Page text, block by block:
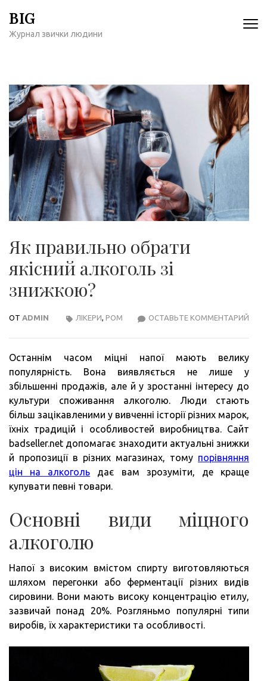
содержимому
BIG
Журнал звички людини
Як правильно обрати
якісний алкоголь зі
знижкою?
ОТ ADMIN ОСТАВЬТЕ КОММЕНТАРИЙ
ЛІКЕРИ, РОМ
Останнім часом міцні напої мають велику
популярність. Вона виявляється не лише у
збільшенні продажів, але й у зростанні інтересу до
культури споживання алкоголю. Люди стають
більш зацікавленими у вивченні історії різних марок,
їхніх традицій і особливостей виробництва. Сайт
badseller.net допомагає знаходити актуальні знижки
й пропозиції в різних магазинах, тому порівняння
цін на алкоголь дає вам зрозуміти, де краще
купувати певні товари.
Основні види міцного
алкоголю
Напої з високим вмістом спирту виготовляються
шляхом перегонки або ферментації різних видів
сировини. Вони мають високу концентрацію етилу,
зазвичай понад 20%. Розгляньмо популярні типи
виробів, їх характеристики та особливості.